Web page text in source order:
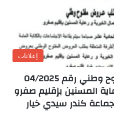
إعلانات
إعلان عن طلب عروض مفتوح وطني رقم 04/2025
المسنين بإقليم صفرو
كندر سيدي خيار